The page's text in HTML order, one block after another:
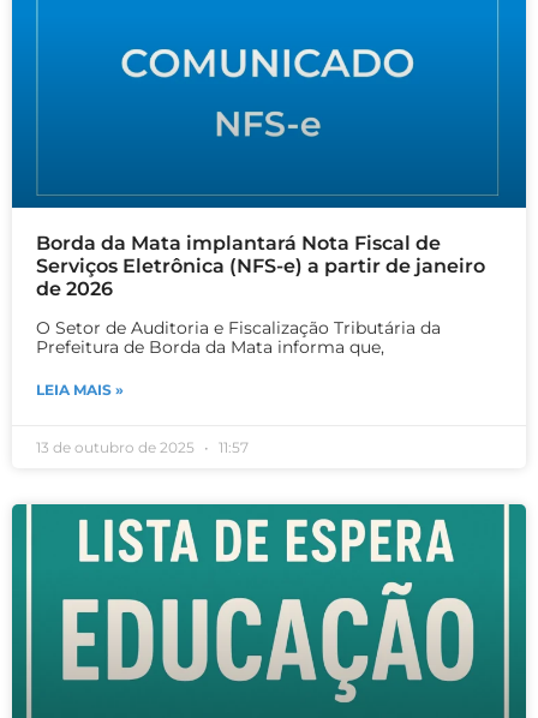
Borda da Mata implantará Nota Fiscal de
Serviços Eletrônica (NFS-e) a partir de janeiro
de 2026
O Setor de Auditoria e Fiscalização Tributária da
Prefeitura de Borda da Mata informa que,
LEIA MAIS »
13 de outubro de 2025 11:57